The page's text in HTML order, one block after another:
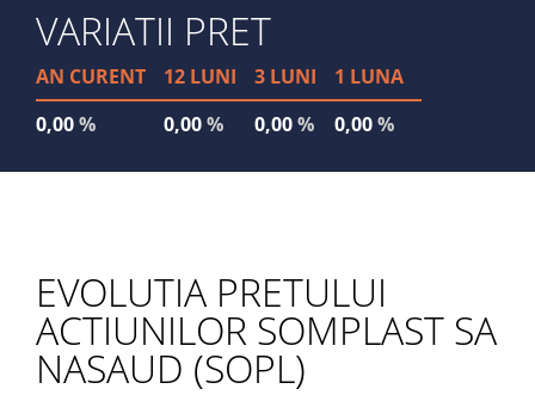
VARIATII PRET
AN CURENT 12 LUNI 3 LUNI
1 LUNA
0,00% 0,00% 0,00% 0,00%
EVOLUTIA PRETULUI
ACTIUNILOR SOMPLAST SA
NASAUD (SOPL)